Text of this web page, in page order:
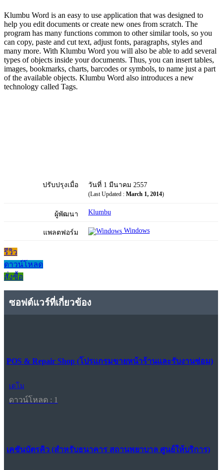
Klumbu Word is an easy to use application that was designed to
help you edit documents or create new ones from scratch. The
program has many functions common to other similar tools, so you
can copy, paste and cut text, adjust fonts, paragraphs, styles and
many more. With Klumbu Word you will also be able to add several
types of objects inside your documents. Thus, you can insert tables,
images, bookmarks, charts, barcodes or symbols, to name just a part
of the available objects. Klumbu Word also introduces a new
technology called Tags.
ปรับปรุงเมื่อ วันที่ 1 มีนาคม 2557
(Last Updated : March 1, 2014)
ผู้พัฒนา Klumbu
แพลตฟอร์ม Windows
รีวิว
ดาวน์โหลด
สั่งซื้อ
ซอฟต์แวร์ที่เกี่ยวข้อง
POS & Repair Shop (โปรแกรมขายหน้าร้านและรับงานซ่อม)
เดโม
ดาวน์โหลด : 1
เคชันบัตรคิว (สำหรับธนาคาร สถานพยาบาล ศูนย์ให้บริการ)